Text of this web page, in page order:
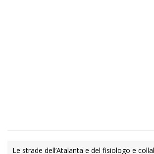
Le strade dell’Atalanta e del fisiologo e